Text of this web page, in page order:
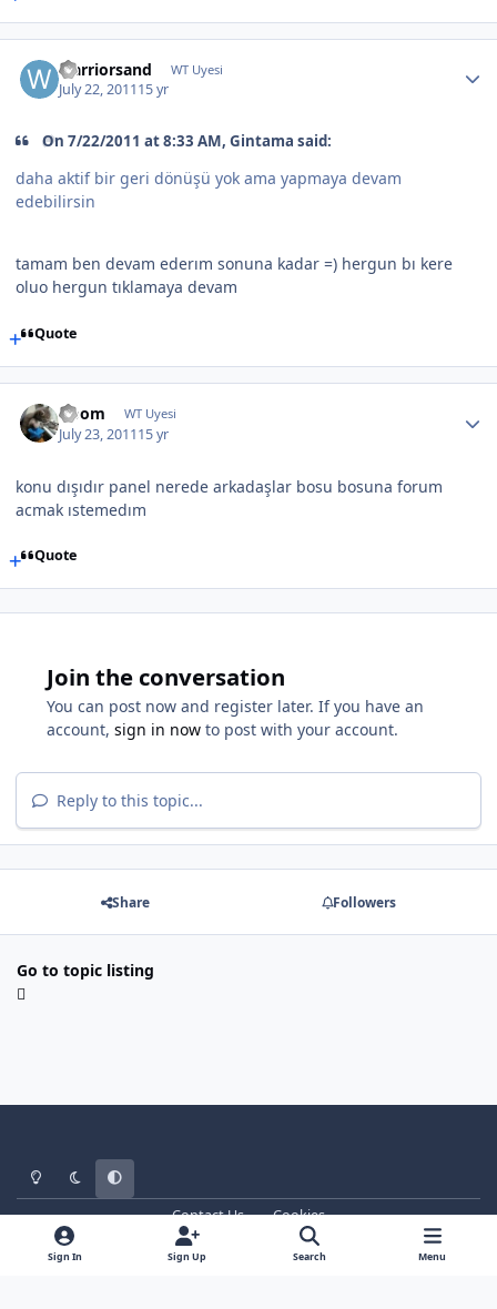
warriorsand WT Uyesi
July 22, 201115 yr
On 7/22/2011 at 8:33 AM, Gintama said:
daha aktif bir geri dönüşü yok ama yapmaya devam
edebilirsin
tamam ben devam ederım sonuna kadar =) hergun bı kere
oluo hergun tıklamaya devam
Quote
Doom WT Uyesi
July 23, 201115 yr
konu dışıdır panel nerede arkadaşlar bosu bosuna forum
acmak ıstemedım
Quote
Join the conversation
You can post now and register later. If you have an
account, sign in now to post with your account.
Reply to this topic...
Share Followers
Go to topic listing
Light ModeDark ModeSystem Preference
Contact Us
Cookies
WT - http://www.ebattle.net
Powered byInvision Community
Sign In Sign Up Search Menu